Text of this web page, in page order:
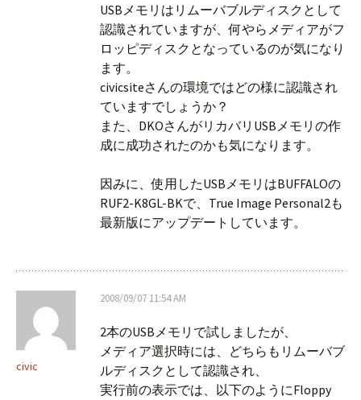
USBメモリはリムーバブルディスクとして
認識されていますが、何やらメディアがフ
ロッピディスクとなっているのが気になり
ます。
civicsiteさんの環境ではどの様に認識され
ていますでしょうか？
また、DKOさんがリカバリUSBメモリの作
成に成功されたのかも気になります。
因みに、使用したUSBメモリはBUFFALOの
RUF2-K8GL-BKで、True Image Personal2も
最新版にアップデートしています。
civic
2008/09/07 11:54 AM
2本のUSBメモリで試しましたが、
メディア選択時には、どちらもリムーバブ
ルディスクとして認識され、
実行前の表示では、以下のようにFloppy